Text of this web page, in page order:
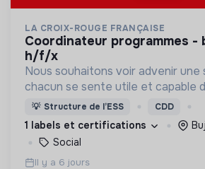
LA CROIX-ROUGE FRANÇAISE
coordinateur programmes - burundi -
h/f/x
Nous souhaitons voir advenir
chacun se sente utile et capable
nous proposons des moyens et
d’engagement innovants et
💡 Structure de l’ESS CDD
1 labels et certifications
Social
Il y a 6 jours